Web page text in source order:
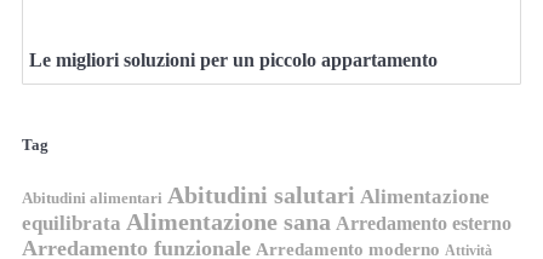
Le migliori soluzioni per un piccolo appartamento
Tag
Abitudini alimentari Abitudini salutari Alimentazione
equilibrata Alimentazione sana Arredamento esterno
Arredamento funzionale Arredamento moderno Attività